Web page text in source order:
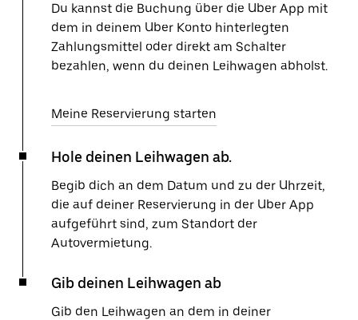
Du kannst die Buchung über die Uber App mit
dem in deinem Uber Konto hinterlegten
Zahlungsmittel oder direkt am Schalter
bezahlen, wenn du deinen Leihwagen abholst.
Meine Reservierung starten
Hole deinen Leihwagen ab.
Begib dich an dem Datum und zu der Uhrzeit,
die auf deiner Reservierung in der Uber App
aufgeführt sind, zum Standort der
Autovermietung.
Gib deinen Leihwagen ab
Gib den Leihwagen an dem in deiner